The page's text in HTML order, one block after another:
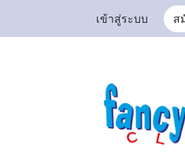
เข้าสู่ระบบ ส